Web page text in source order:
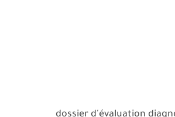
dossier d'évaluation